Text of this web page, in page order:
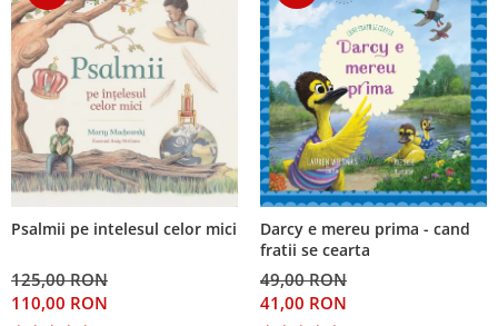
Psalmii pe intelesul celor mici
125,00 RON
110,00 RON
Darcy e mereu prima - cand
fratii se cearta
49,00 RON
41,00 RON